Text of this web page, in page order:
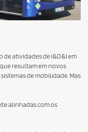
de atividades de I&D&I em
resultam em novos
de mobilidade. Mas
alinhadas com os